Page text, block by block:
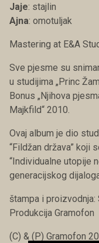
Jaje: stajlin
Ajna: omotuljak
Mastering at E&A
Sve pjesme su
u studijima „Princ
Bonus „Njihova
Majkfild“ 2010.
Ovaj album je dio
“Fildžan država” koji
“Individualne utopije
generacijskog
štampa i proizvodnja:
Produkcija Gramofon
(C) & (P) Gramofon